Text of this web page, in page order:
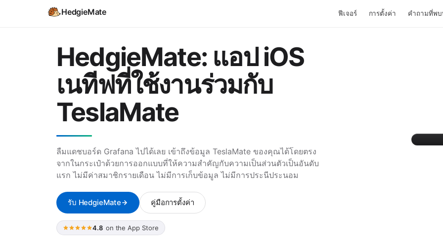
HedgieMate ฟีเจอร์ การตั้งค่า คำถามที่พบ
HedgieMate: แอป iOS
เนทีฟที่ใช้งานร่วมกับ
TeslaMate
ลืมแดชบอร์ด Grafana ไปได้เลย เข้าถึงข้อมูล TeslaMate ของคุณได้โดยตรง
จากในกระเป๋าด้วยการออกแบบที่ให้ความสำคัญกับความเป็นส่วนตัวเป็นอันดับ
แรก ไม่มีค่าสมาชิกรายเดือน ไม่มีการเก็บข้อมูล ไม่มีการประนีประนอม
รับ HedgieMate คู่มือการตั้งค่า
4.8 on the App Store